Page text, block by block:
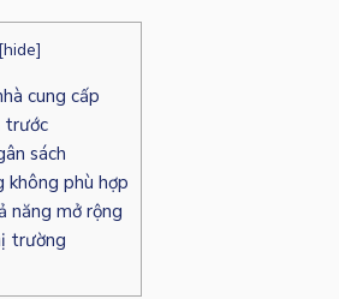
[hide]
cung cấp
trước
sách
không phù hợp
năng mở rộng
trường